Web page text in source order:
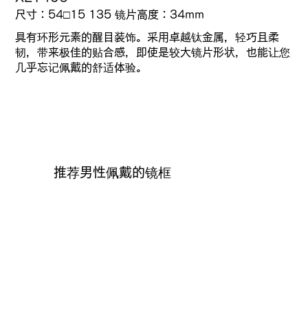
推荐男性佩戴的镜框
尺寸：54□15 135镜片高度： 34mm
具有环形元素的醒目装饰。采用卓越钛金属，轻巧且柔
韧，带来极佳的贴合感，即使是较大镜片形状，也能让您
几乎忘记佩戴的舒适体验。